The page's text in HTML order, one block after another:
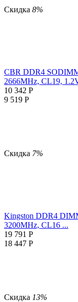
Скидка 8%
CBR DDR4
2666MHz, CL19,
10 342 Р
9 519 Р
Скидка 7%
Kingston DDR4
3200MHz, CL16 ...
19 791 Р
18 447 Р
Скидка 13%